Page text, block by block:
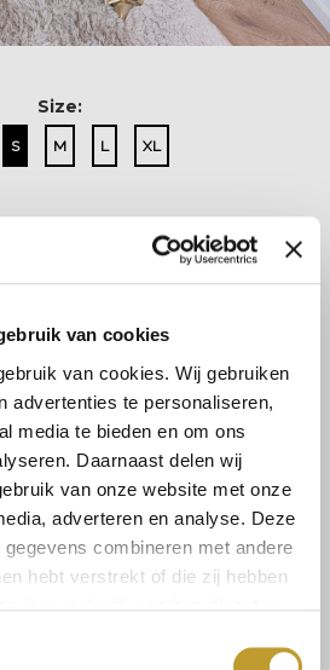
van cookies
van cookies. Wij gebruiken
advertenties te personaliseren,
media te bieden en om ons
Daarnaast delen wij
van onze website met onze
adverteren en analyse. Deze
combineren met andere
hebt verstrekt of die zij hebben
Size:
S M L XL
Shipping & returns
trust